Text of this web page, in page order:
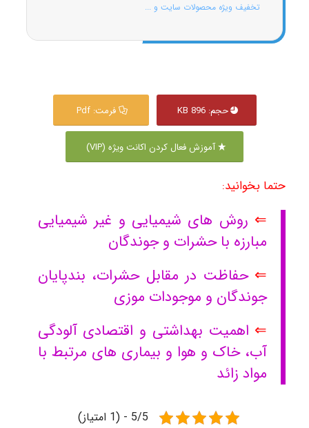
تخفیف ویژه محصولات سایت و ...
حجم: 896 KB فرمت: Pdf
آموزش فعال کردن اکانت ویژه (VIP)
حتما بخوانید:
⇐ روش های شیمیایی و غیر شیمیایی
مبارزه با حشرات و جوندگان
⇐حفاظت در مقابل حشرات، بندپایان
جوندگان و موجودات موزی
⇐ اهمیت بهداشتی و اقتصادی آلودگی
آب، خاک و هوا و بیماری های مرتبط با
مواد زائد
5/5 - (1 امتیاز)